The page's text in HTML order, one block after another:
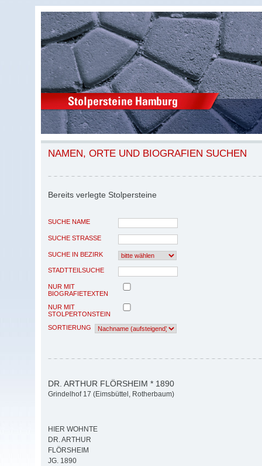
NAMEN, ORTE UND BIOGRAFIEN SUCHEN
Bereits verlegte Stolpersteine
SUCHE NAME
SUCHE STRASSE
SUCHE IN BEZIRK
STADTTEILSUCHE
NUR MIT
BIOGRAFIETEXTEN
NUR MIT
STOLPERTONSTEIN
SORTIERUNG
DR. ARTHUR FLÖRSHEIM * 1890
Grindelhof 17 (Eimsbüttel, Rotherbaum)
HIER WOHNTE
DR. ARTHUR
FLÖRSHEIM
JG. 1890